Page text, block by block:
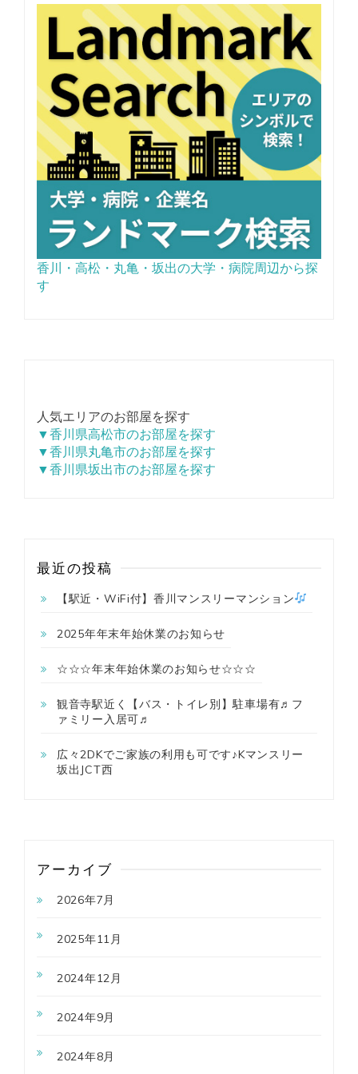
香川・高松・丸亀・坂出の大学・病院周辺から探
す
人気エリアのお部屋を探す
▼香川県高松市のお部屋を探す
▼香川県丸亀市のお部屋を探す
▼香川県坂出市のお部屋を探す
最近の投稿
【駅近・WiFi付】香川マンスリーマンション
2025年年末年始休業のお知らせ
☆☆☆年末年始休業のお知らせ☆☆☆
観音寺駅近く【バス・トイレ別】駐車場有♬フ
ァミリー入居可♬
広々2DKでご家族の利用も可です♪Kマンスリー
坂出JCT西
アーカイブ
2026年7月
2025年11月
2024年12月
2024年9月
2024年8月